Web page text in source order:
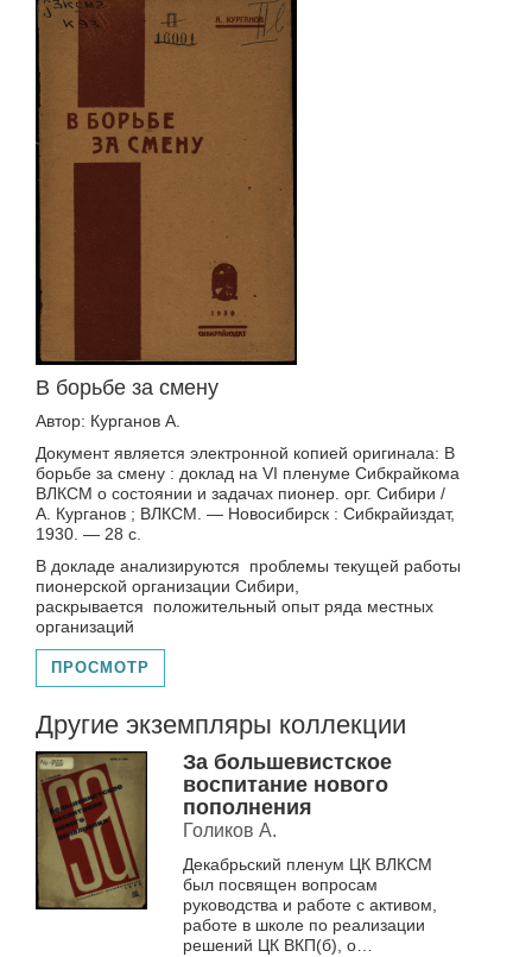
В борьбе за смену
Автор: Курганов А.
Документ является электронной копией оригинала: В
борьбе за смену : доклад на VI пленуме Сибкрайкома
ВЛКСМ о состоянии и задачах пионер. орг. Сибири /
А. Курганов ; ВЛКСМ. — Новосибирск : Сибкрайиздат,
1930. — 28 с.
В докладе анализируются проблемы текущей работы
пионерской организации Сибири,
раскрывается положительный опыт ряда местных
организаций
ПРОСМОТР
Другие экземпляры коллекции
За большевистское
воспитание нового
пополнения
Голиков А.
Декабрьский пленум ЦК ВЛКСМ
был посвящен вопросам
руководства и работе с активом,
работе в школе по реализации
решений ЦК ВКП(б), о